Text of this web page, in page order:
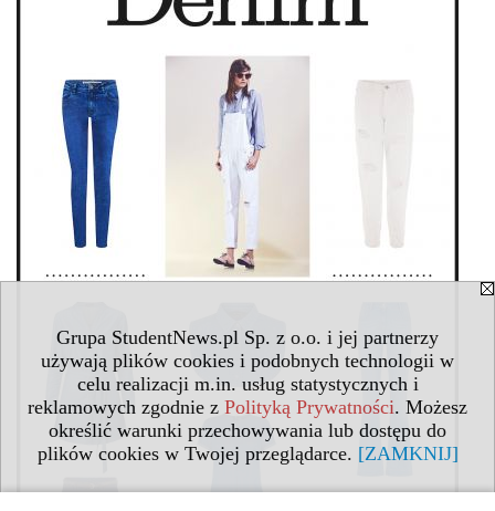
Grupa StudentNews.pl Sp. z o.o. i jej partnerzy
używają plików cookies i podobnych technologii w
celu realizacji m.in. usług statystycznych i
reklamowych zgodnie z Polityką Prywatności. Możesz
określić warunki przechowywania lub dostępu do
plików cookies w Twojej przeglądarce. [ZAMKNIJ]